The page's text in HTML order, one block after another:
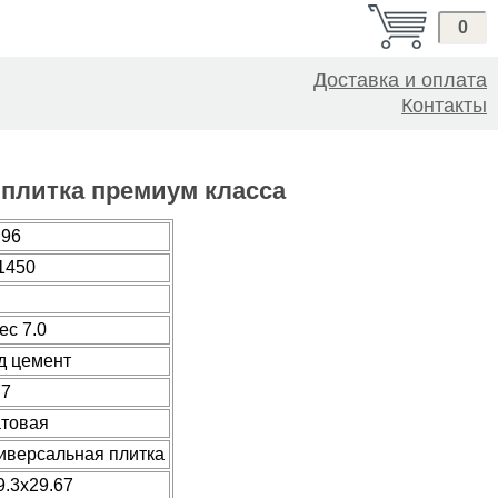
0
Доставка и оплата
Контакты
премиум класса
7.0
цемент
плитка